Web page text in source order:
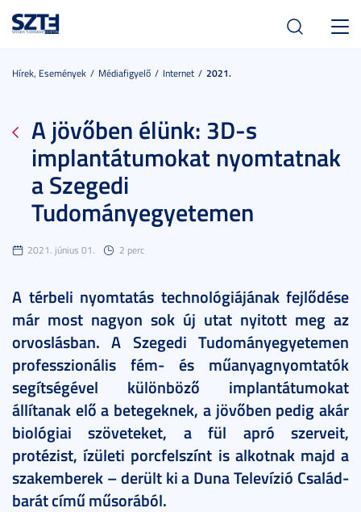
Hírek, Események Médiafigyelő Internet 2021.
A jövőben élünk: 3D-s
implantátumokat nyomtatnak
a Szegedi
Tudományegyetemen
2021. június 01. 2 perc
A térbeli nyomtatás technológiájának fejlődése
már most nagyon sok új utat nyitott meg az
orvoslásban. A Szegedi Tudományegyetemen
professzionális fém- és műanyagnyomtatók
segítségével különböző implantátumokat
állítanak elő a betegeknek, a jövőben pedig akár
biológiai szöveteket, a fül apró szerveit,
protézist, ízületi porcfelszínt is alkotnak majd a
szakemberek – derült ki a Duna Televízió Család-
barát című műsorából.